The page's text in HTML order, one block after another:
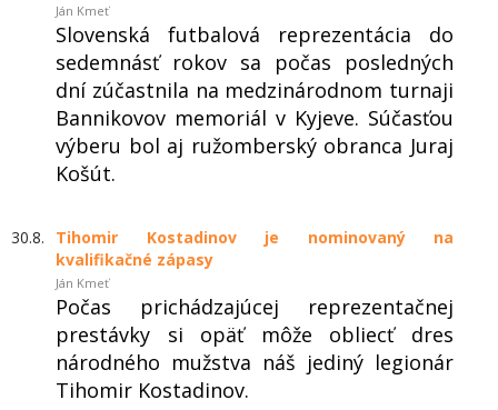
Ján Kmeť
Slovenská futbalová reprezentácia do
sedemnásť rokov sa počas posledných
dní zúčastnila na medzinárodnom turnaji
Bannikovov memoriál v Kyjeve. Súčasťou
výberu bol aj ružomberský obranca Juraj
Košút.
30.8.
Tihomir Kostadinov je nominovaný na
kvalifikačné zápasy
Ján Kmeť
Počas prichádzajúcej reprezentačnej
prestávky si opäť môže obliecť dres
národného mužstva náš jediný legionár
Tihomir Kostadinov.